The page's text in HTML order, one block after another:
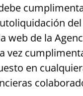
del
web de la
vez
en